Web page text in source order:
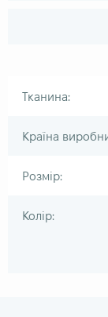
Тканина:
Країна
Розмір:
Колір: